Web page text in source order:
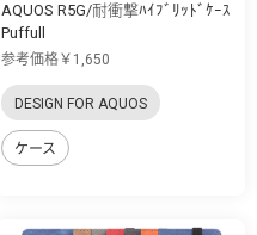
AQUOS R5G/耐衝撃ﾊｲﾌﾞﾘｯﾄﾞｹｰｽ
Puffull
参考価格￥1,650
DESIGN FOR AQUOS
ケース